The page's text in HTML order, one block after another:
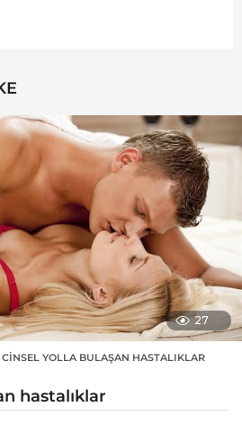
27
,CINSEL YOLLA BULAŞAN HASTALIKLAR
hastalıklar